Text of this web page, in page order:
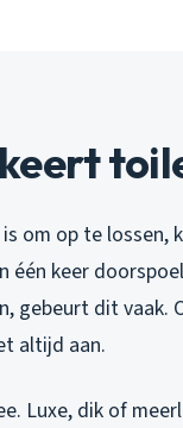
om op te
één keer
gebeurt dit
altijd aan.
Luxe, dik of